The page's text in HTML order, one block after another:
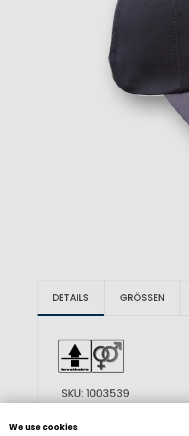
DETAILS
SKU: 1003539
Kappe für Alltag und
GRÖSSEN
We use cookies